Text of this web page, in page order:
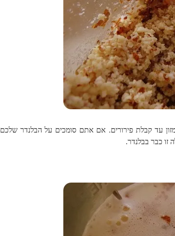
עד קבלת פירורים. אם אתם סומכים על הבלנדר שלכם
זו כבר בבלנדר.